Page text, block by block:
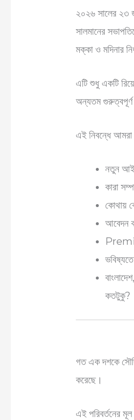
২০২৬ সালের ২৩
সালমানের
মক্কা ও মদিনার
এটি শুধু একটি
অন্যতম
এই নিবন্ধে
নতুন
কারা
কোথায়
আবেদন
কতটুকু?
গত এক দশকে
করেছে।
এই পরিবর্তনের